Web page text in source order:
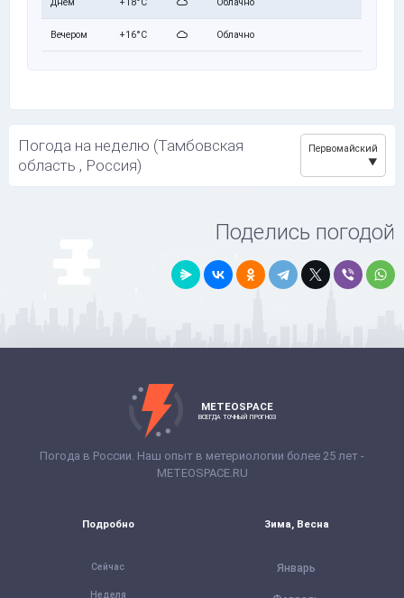
Вечером +16°C Облачно
Погода на неделю (Тамбовская
область , Россия)
Первомайский
Поделись погодой
METEOSPACE
ВСЕГДА ТОЧНЫЙ ПРОГНОЗ
Погода в России. Наш опыт в метериологии более 25 лет -
METEOSPACE.RU
Подробно
Сейчас
Неделя
Зима, Весна
Январь